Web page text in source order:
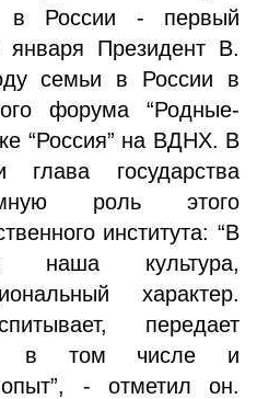
в России - первый
Президент В.
семьи в России в
форума “Родные-
“Россия” на ВДНХ. В
глава государства
роль этого
института: “В
наша культура,
характер.
передает
в том числе и
- отметил он.